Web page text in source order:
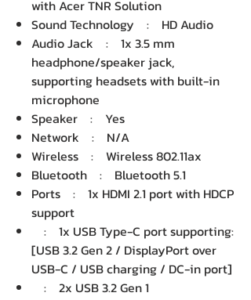
with Acer TNR Solution
Sound Technology : HD Audio
Audio Jack : 1x 3.5 mm
headphone/speaker jack,
supporting headsets with built-in
microphone
Speaker : Yes
Network : N/A
Wireless : Wireless 802.11ax
Bluetooth : Bluetooth 5.1
Ports : 1x HDMI 2.1 port with HDCP
support
: 1x USB Type-C port supporting:
[USB 3.2 Gen 2 / DisplayPort over
USB-C / USB charging / DC-in port]
: 2x USB 3.2 Gen 1